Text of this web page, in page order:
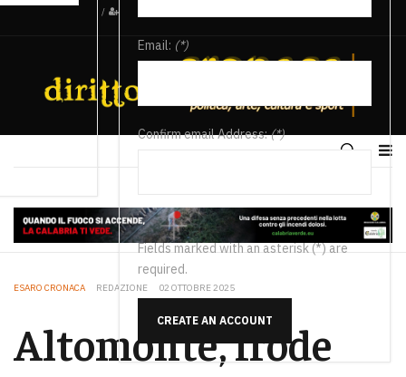
/
Email: (*)
Confirm email Address:(*)
Fields marked with an asterisk (*) are
required.
CREATE AN ACCOUNT
ESARO CRONACA REDAZIONE 02 OTTOBRE 2025
Altomonte, frode